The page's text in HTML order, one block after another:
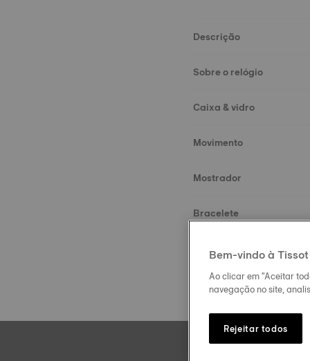
Descrição
Sobre o relógio
Caixa & vidro
Movimento
Mostrador
Bracelete
Bem-vindo à Tissot
Ao clicar em "Aceitar
navegação no site,
Rejeitar todos